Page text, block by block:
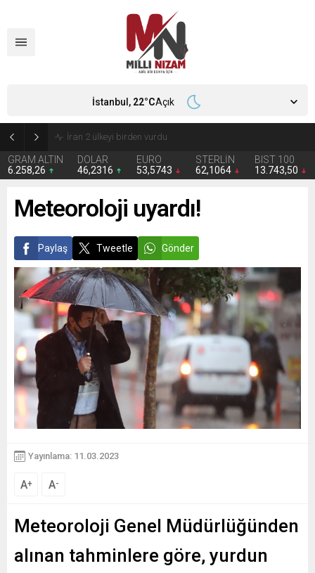
İran 2 ülkeyi birden vurdu
GRAM ALTIN
6.258,26
DOLAR
46,2316
EURO
53,5743
STERLİN
62,1064
BIST 100
13.743,50
İstanbul, 22°CAçık
Meteoroloji uyardı!
Paylaş Tweetle Gönder
Yayınlama: 11.03.2023
A+ A-
Meteoroloji Genel Müdürlüğünden
alınan tahminlere göre, yurdun